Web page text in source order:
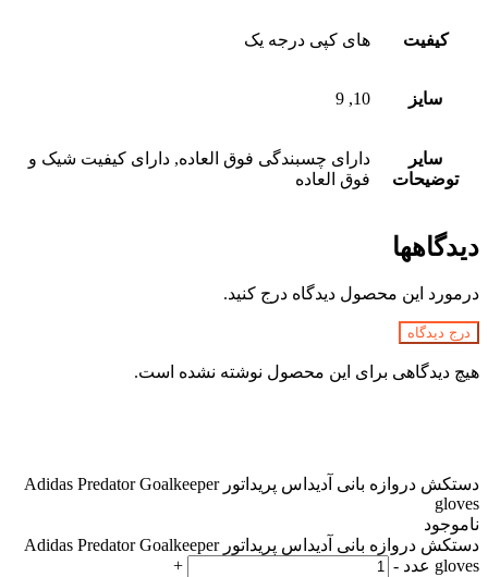
کیفیت های کپی درجه یک
سایز 10, 9
سایر
توضیحات
دارای چسبندگی فوق العاده, دارای کیفیت شیک و
فوق العاده
دیدگاهها
درمورد این محصول دیدگاه درج کنید.
درج دیدگاه
هیچ دیدگاهی برای این محصول نوشته نشده است.
دستکش دروازه بانی آدیداس پریداتور Adidas Predator Goalkeeper
gloves
ناموجود
دستکش دروازه بانی آدیداس پریداتور Adidas Predator Goalkeeper
gloves عدد
-
+